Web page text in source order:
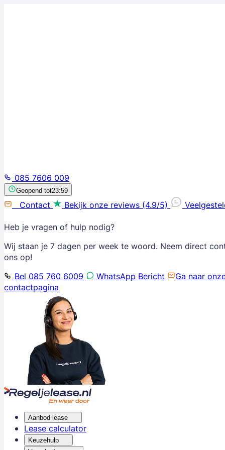
085 7606 009
Geopend tot23:59
Contact Bekijk onze reviews (4.9/5)
Heb je vragen of hulp nodig?
Wij staan je 7 dagen per week te woord. Neem direct
ons op!
Bel 085 760 6009
WhatsApp Bericht
Ga naar
contactpagina
Aanbod lease
Lease calculator
Keuzehulp